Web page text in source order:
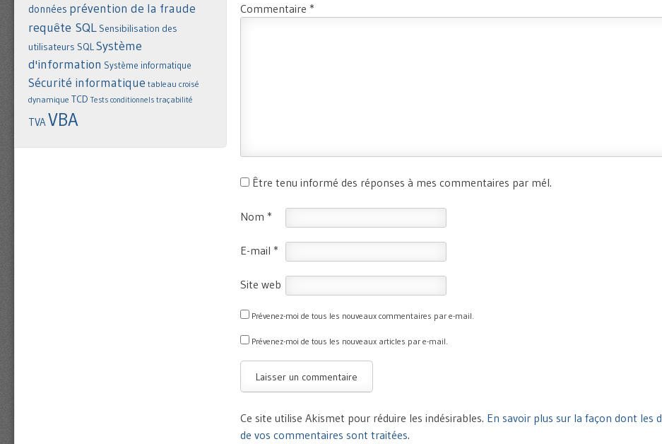
Commentaire *
Être tenu informé des réponses à mes commentaires par mél.
Nom *
E-mail *
Site web
Prévenez-moi de tous les nouveaux commentaires par e-mail.
Prévenez-moi de tous les nouveaux articles par e-mail.
Ce site utilise Akismet pour réduire les indésirables. En savoir plus sur la façon dont les
de vos commentaires sont traitées.
données prévention de la fraude
requête SQL Sensibilisation des
utilisateurs SQLSystème
d'information Système informatique
Sécurité informatique tableau croisé
dynamique TCD Tests conditionnels traçabilité
TVAVBA